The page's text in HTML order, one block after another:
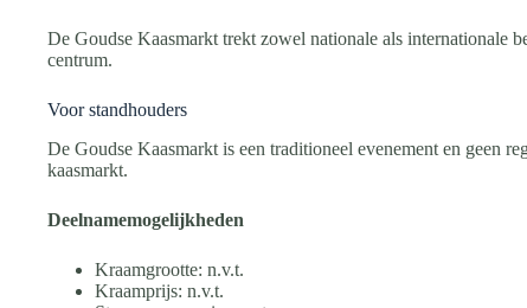
De Goudse Kaasmarkt trekt zowel nationale als internationale
centrum.
Voor standhouders
De Goudse Kaasmarkt is een traditioneel evenement en geen
kaasmarkt.
Deelnamemogelijkheden
Kraamgrootte: n.v.t.
Kraamprijs: n.v.t.